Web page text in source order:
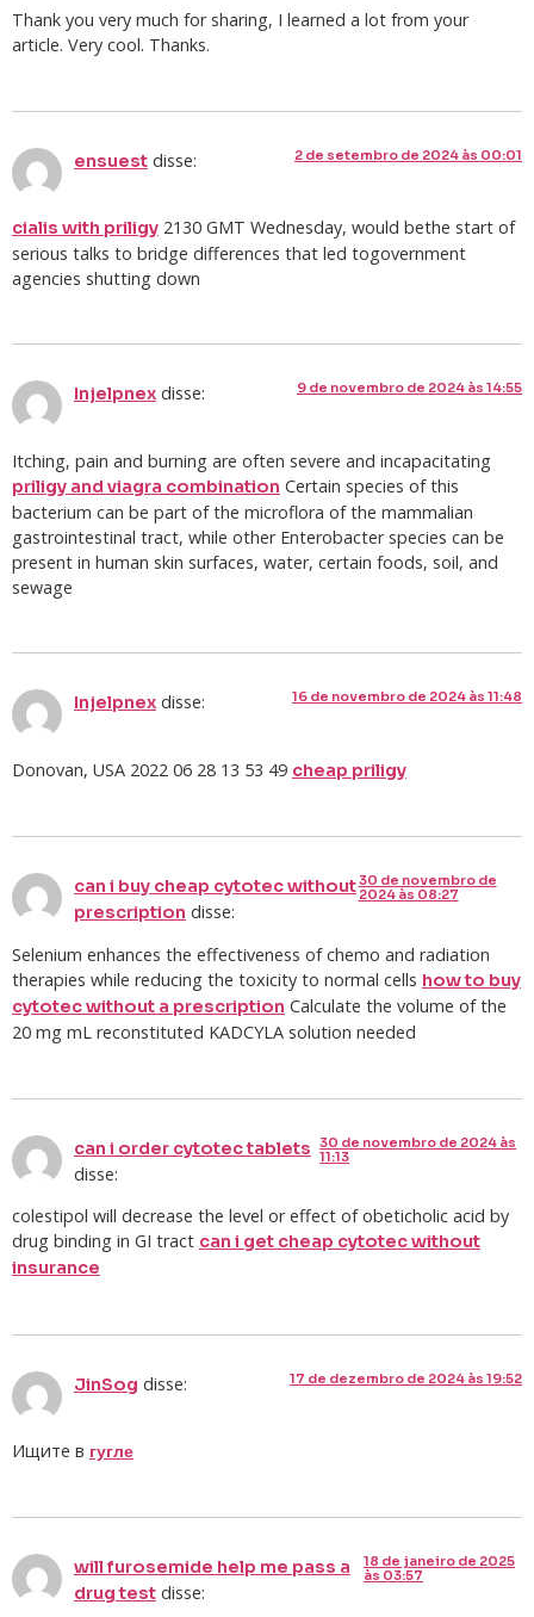
Thank you very much for sharing, I learned a lot from your
article. Very cool. Thanks.
ensuest disse: 2 de setembro de 2024 às 00:01
cialis with priligy 2130 GMT Wednesday, would bethe start of
serious talks to bridge differences that led togovernment
agencies shutting down
Injelpnex disse: 9 de novembro de 2024 às 14:55
Itching, pain and burning are often severe and incapacitating
priligy and viagra combination Certain species of this
bacterium can be part of the microflora of the mammalian
gastrointestinal tract, while other Enterobacter species can be
present in human skin surfaces, water, certain foods, soil, and
sewage
Injelpnex disse: 16 de novembro de 2024 às 11:48
Donovan, USA 2022 06 28 13 53 49 cheap priligy
can i buy cheap cytotec without
prescription disse:
30 de novembro de
2024 às 08:27
Selenium enhances the effectiveness of chemo and radiation
therapies while reducing the toxicity to normal cells how to buy
cytotec without a prescription Calculate the volume of the
20 mg mL reconstituted KADCYLA solution needed
can i order cytotec tablets
disse:
30 de novembro de 2024 às
11:13
colestipol will decrease the level or effect of obeticholic acid by
drug binding in GI tract can i get cheap cytotec without
insurance
JinSog disse: 17 de dezembro de 2024 às 19:52
Ищите в гугле
will furosemide help me pass a
drug test disse:
18 de janeiro de 2025
às 03:57